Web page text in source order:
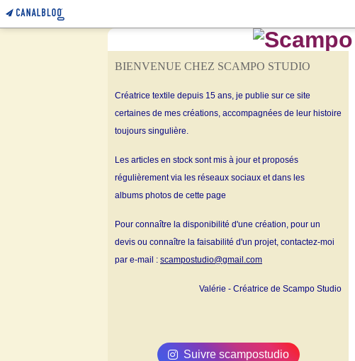
BIENVENUE CHEZ SCAMPO STUDIO
Créatrice textile depuis 15 ans, je publie sur ce site
certaines de mes créations, accompagnées de leur histoire
toujours singulière.
Les articles en stock sont mis à jour et proposés
régulièrement via les réseaux sociaux et dans les
albums photos de cette page
Pour connaître la disponibilité d'une création, pour un
devis ou connaître la faisabilité d'un projet, contactez-moi
par e-mail : scampostudio@gmail.com
Valérie - Créatrice de Scampo Studio
Suivre scampostudio